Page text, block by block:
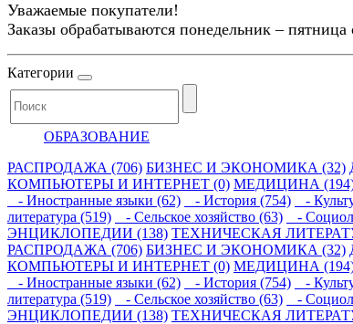
Уважаемые покупатели!
Заказы обрабатываются понедельник – пятница
Категории
ОБРАЗОВАНИЕ
РАСПРОДАЖА (706) БИЗНЕС И ЭКОНОМИКА (32)
КОМПЬЮТЕРЫ И ИНТЕРНЕТ (0) МЕДИЦИНА
- Иностранные языки (62)
- История (754) -
литература (519)
- Сельское хозяйство (63) -
ЭНЦИКЛОПЕДИИ (138) ТЕХНИЧЕСКАЯ
РАСПРОДАЖА (706) БИЗНЕС И ЭКОНОМИКА (32)
КОМПЬЮТЕРЫ И ИНТЕРНЕТ (0) МЕДИЦИНА
- Иностранные языки (62)
- История (754) -
литература (519)
- Сельское хозяйство (63) -
ЭНЦИКЛОПЕДИИ (138) ТЕХНИЧЕСКАЯ